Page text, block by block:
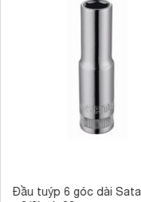
Đầu tuýp 6 góc dài